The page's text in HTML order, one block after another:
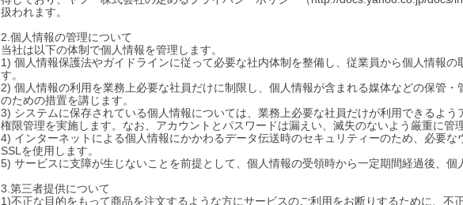
扱われます。
2.個人情報の管理について
当社は以下の体制で個人情報を管理します。
1) 個人情報保護法やガイドラインに従って必要な社内体制を整備し、従業員から個人情報
す。
2) 個人情報の利用を業務上必要な社員だけに制限し、個人情報が含まれる媒体などの保管
のための措置を講じます。
3) システムに保存されている個人情報については、業務上必要な社員だけが利用できるよ
権限管理を実施します。なお、アカウントとパスワードは漏えい、滅失のないよう厳重に管
4) インターネットによる個人情報にかかわるデータ伝送時のセキュリティーのため、必要
SSLを使用します。
5) サービスに支障が生じないことを前提として、個人情報の受領時から一定期間経過後、個
3.第三者提供について
1)不正な目的をもって商品を注文するような方にサービスのご利用をお断りするために、不